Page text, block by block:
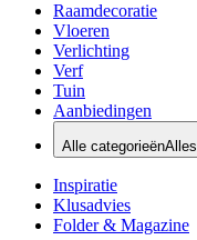
Raamdecoratie
Vloeren
Verlichting
Verf
Tuin
Aanbiedingen
Alle categorieënAlles
Inspiratie
Klusadvies
Folder & Magazine